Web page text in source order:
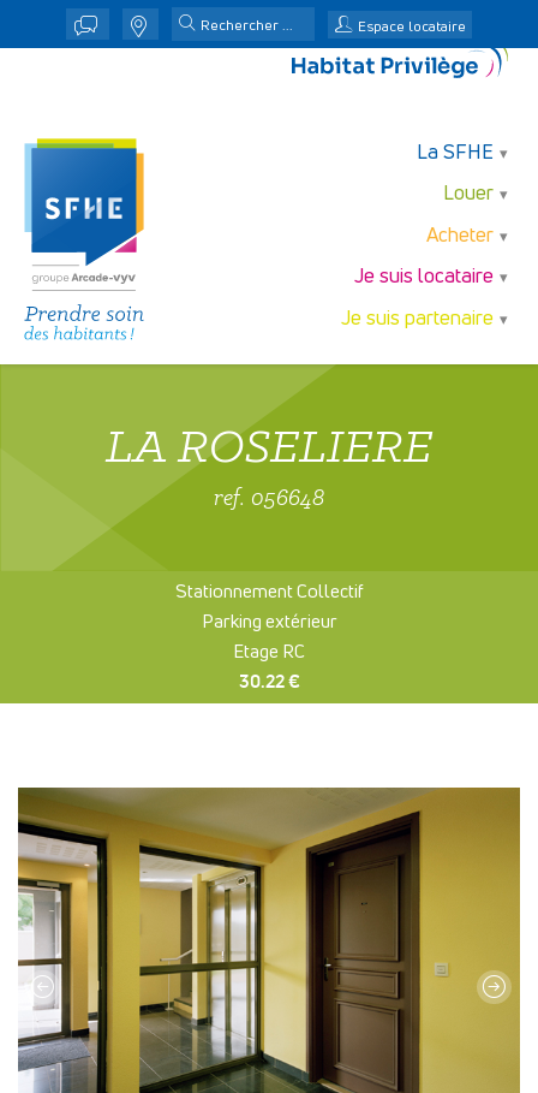
j n Espace locataire
La SFHE
Louer
Acheter
Je suis locataire
Je suis partenaire
LA ROSELIERE
ref. 056648
Stationnement Collectif
Parking extérieur
Etage RC
30.22 €